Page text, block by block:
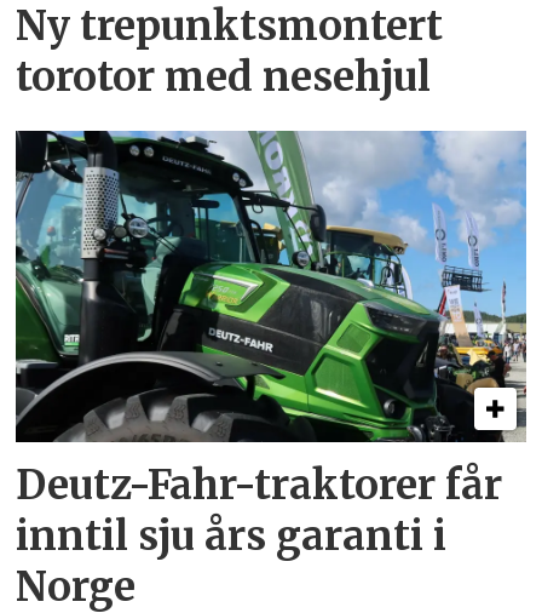
Ny trepunkts­montert
torotor med nesehjul
Deutz-Fahr-traktorer får
inntil sju års garanti i
Norge